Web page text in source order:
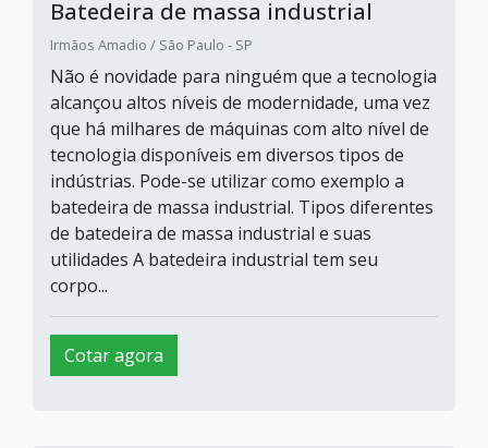
Batedeira de massa industrial
Irmãos Amadio / São Paulo - SP
Não é novidade para ninguém que a tecnologia
alcançou altos níveis de modernidade, uma vez
que há milhares de máquinas com alto nível de
tecnologia disponíveis em diversos tipos de
indústrias. Pode-se utilizar como exemplo a
batedeira de massa industrial. Tipos diferentes
de batedeira de massa industrial e suas
utilidades A batedeira industrial tem seu
corpo...
Cotar agora